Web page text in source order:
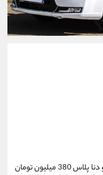
، خودرو دنا پلاس 380 میلیون تومان
09194198792
شروع گفتگو
021-22021030